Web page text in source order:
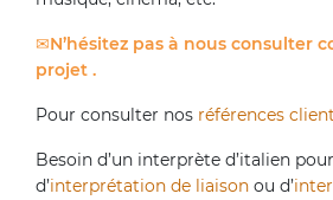
N’hésitez pas à nous consulter
projet .
Pour consulter nos références
Besoin d’un interprète d’italien
d’interprétation de liaison ou d’